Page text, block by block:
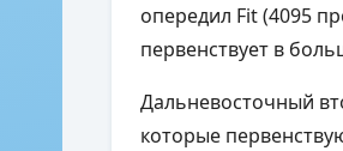
опередил Fit (4095
первенствует в
Дальневосточный
которые